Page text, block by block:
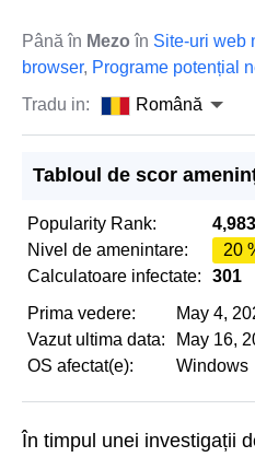
Până în Mezo în Site-uri web
browser, Programe potențial
Tradu in:
Română
Tabloul de scor
Popularity Rank:
4,983
Nivel de amenintare:
20
Calculatoare infectate:
301
Prima vedere:
May 4,
Vazut ultima data:
May 16,
OS afectat(e):
Windows
În timpul unei investigații